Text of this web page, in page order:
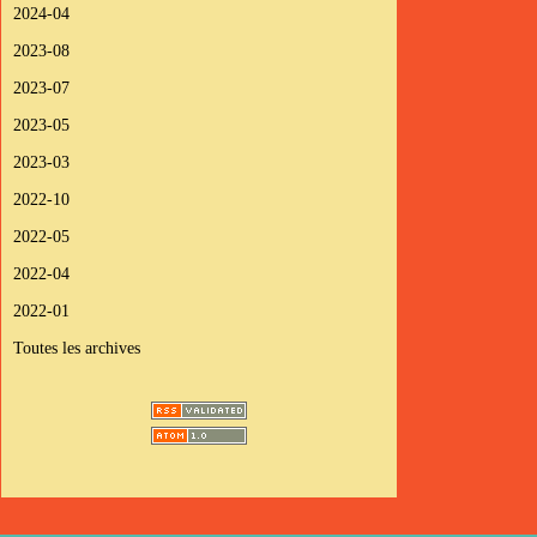
2024-04
2023-08
2023-07
2023-05
2023-03
2022-10
2022-05
2022-04
2022-01
Toutes les archives